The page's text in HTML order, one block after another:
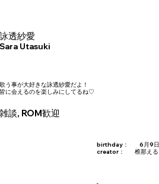
透紗愛
Sara Utasuki
う事が大好きな詠透紗愛だよ！
に会えるのを楽しみにしてるね♡
談, ROM歓迎
birthday：
6月9日
creator：
椎那える